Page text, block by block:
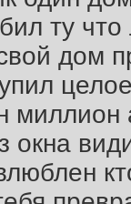
ту
дом
миллион
окна